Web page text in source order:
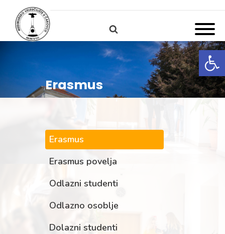
Erasmus
Erasmus
Erasmus povelja
Odlazni studenti
Odlazno osoblje
Dolazni studenti